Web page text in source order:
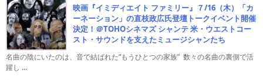
映画『イミディエイト ファミリー』７/16（木）「カ
ーネーション」の直枝政広氏登壇トークイベント開催
決定！＠TOHOシネマズ シャンテ 米・ウエストコー
スト・サウンドを支えたミュージシャンたち
名曲の陰にいたのは、音で結ばれた“もうひとつの家族” 数々の名曲の裏側で活
躍し ...